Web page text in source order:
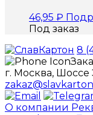
46,95 ₽
Под заказ
8
г. Москва, Шоссе
О компании